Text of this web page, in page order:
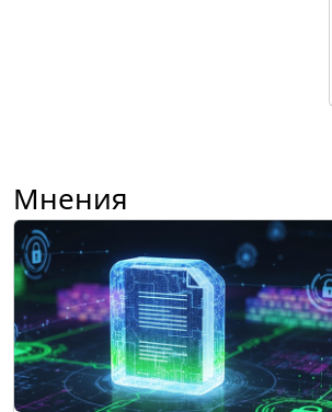
Мнения